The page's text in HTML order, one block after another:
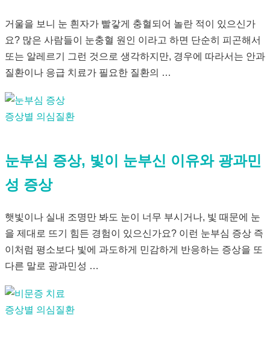
거울을 보니 눈 흰자가 빨갛게 충혈되어 놀란 적이 있으신가
요? 많은 사람들이 눈충혈 원인 이라고 하면 단순히 피곤해서
또는 알레르기 그런 것으로 생각하지만, 경우에 따라서는 안과
질환이나 응급 치료가 필요한 질환의 …
증상별 의심질환
눈부심 증상, 빛이 눈부신 이유와 광과민
성 증상
햇빛이나 실내 조명만 봐도 눈이 너무 부시거나, 빛 때문에 눈
을 제대로 뜨기 힘든 경험이 있으신가요? 이런 눈부심 증상 즉
이처럼 평소보다 빛에 과도하게 민감하게 반응하는 증상을 또
다른 말로 광과민성 …
증상별 의심질환